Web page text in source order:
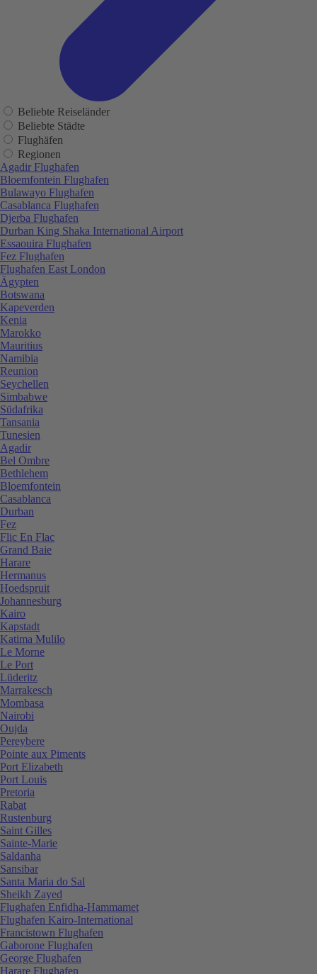
Beliebte Reiseländer
Beliebte Städte
Flughäfen
Regionen
Agadir Flughafen
Bloemfontein Flughafen
Bulawayo Flughafen
Casablanca Flughafen
Djerba Flughafen
Durban King Shaka International Airport
Essaouira Flughafen
Fez Flughafen
Flughafen East London
Ägypten
Botswana
Kapeverden
Kenia
Marokko
Mauritius
Namibia
Reunion
Seychellen
Simbabwe
Südafrika
Tansania
Tunesien
Agadir
Bel Ombre
Bethlehem
Bloemfontein
Casablanca
Durban
Fez
Flic En Flac
Grand Baie
Harare
Hermanus
Hoedspruit
Johannesburg
Kairo
Kapstadt
Katima Mulilo
Le Morne
Le Port
Lüderitz
Marrakesch
Mombasa
Nairobi
Oujda
Pereybere
Pointe aux Piments
Port Elizabeth
Port Louis
Pretoria
Rabat
Rustenburg
Saint Gilles
Sainte-Marie
Saldanha
Sansibar
Santa Maria do Sal
Sheikh Zayed
Flughafen Enfidha-Hammamet
Flughafen Kairo-International
Francistown Flughafen
Gaborone Flughafen
George Flughafen
Harare Flughafen